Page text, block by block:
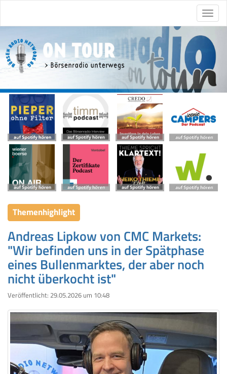
Themenhighlight
Andreas Lipkow von CMC Markets:
"Wir befinden uns in der Spätphase
eines Bullenmarktes, der aber noch
nicht überkocht ist"
Veröffentlicht: 29.05.2026 um 10:48